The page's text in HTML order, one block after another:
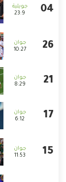
23:9
10:27
8:29
6:12
11:53